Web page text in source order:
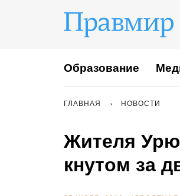
Образование
ГЛАВНАЯ НОВОСТИ
Жителя
кнутом за